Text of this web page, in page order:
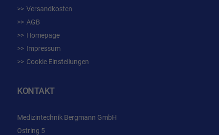
Versandkosten
AGB
Homepage
Impressum
Cookie Einstellungen
KONTAKT
Medizintechnik Bergmann GmbH
Ostring 5